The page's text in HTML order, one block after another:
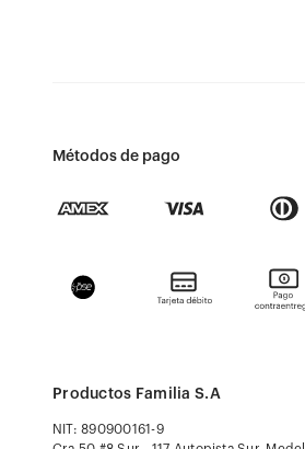
Métodos de pago
Productos Familia S.A
NIT: 890900161-9